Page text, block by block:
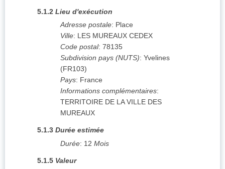
5.1.2 Lieu d'exécution
Adresse postale: Place
Ville: LES MUREAUX CEDEX
Code postal: 78135
Subdivision pays (NUTS): Yvelines
(FR103)
Pays: France
Informations complémentaires:
TERRITOIRE DE LA VILLE DES
MUREAUX
5.1.3 Durée estimée
Durée: 12 Mois
5.1.5 Valeur